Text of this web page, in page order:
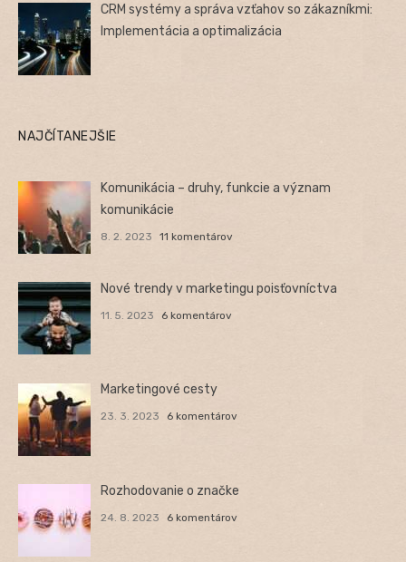
CRM systémy a správa vzťahov so zákazníkmi:
Implementácia a optimalizácia
NAJČÍTANEJŠIE
Komunikácia – druhy, funkcie a význam
komunikácie
8. 2. 2023 11 komentárov
Nové trendy v marketingu poisťovníctva
11. 5. 2023 6 komentárov
Marketingové cesty
23. 3. 2023 6 komentárov
Rozhodovanie o značke
24. 8. 2023 6 komentárov